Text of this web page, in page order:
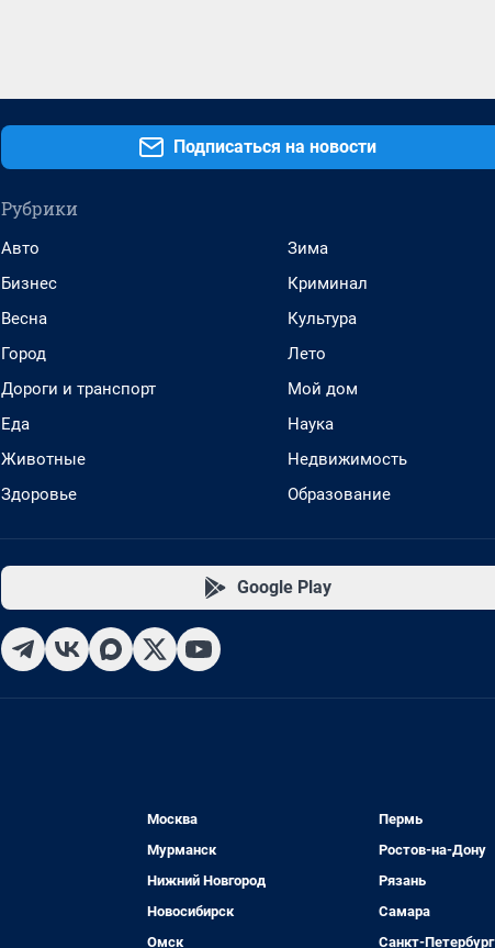
Подписаться на новости
Рубрики
Авто
Бизнес
Весна
Город
Дороги и транспорт
Еда
Животные
Здоровье
Зима
Криминал
Культура
Лето
Мой дом
Наука
Недвижимость
Образование
Google Play
Москва
Мурманск
Нижний Новгород
Новосибирск
Омск
Пермь
Ростов-на-Дону
Рязань
Самара
Санкт-Петербург